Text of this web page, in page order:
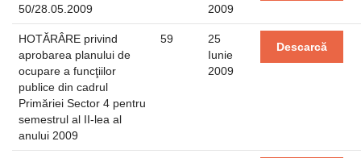
50/28.05.2009
2009
HOTĂRÂRE privind
aprobarea planului de
ocupare a funcţiilor
publice din cadrul
Primăriei Sector 4 pentru
semestrul al II-lea al
anului 2009
59
25
Iunie
2009
Descarcă